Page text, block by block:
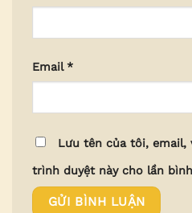
Email*
Lưu tên của tôi, email,
trình duyệt này cho lần